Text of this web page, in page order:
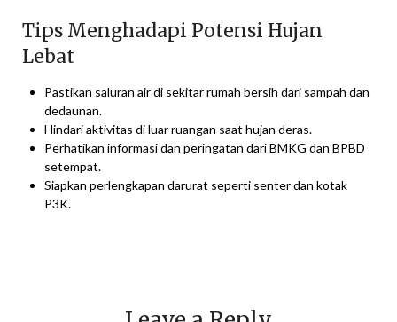
Tips Menghadapi Potensi Hujan
Lebat
Pastikan saluran air di sekitar rumah bersih dari sampah dan
dedaunan.
Hindari aktivitas di luar ruangan saat hujan deras.
Perhatikan informasi dan peringatan dari BMKG dan BPBD
setempat.
Siapkan perlengkapan darurat seperti senter dan kotak
P3K.